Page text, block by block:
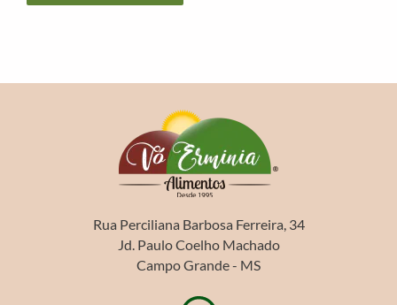
Rua Perciliana Barbosa Ferreira, 34
Jd. Paulo Coelho Machado
Campo Grande - MS